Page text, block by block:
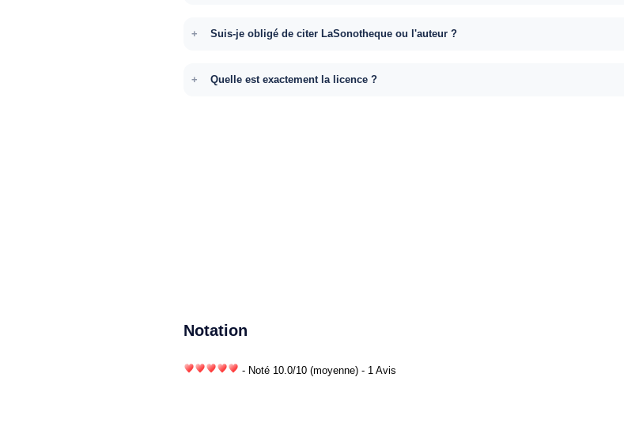
Suis-je obligé de citer LaSonotheque ou l'auteur ?
Quelle est exactement la licence ?
Notation
- Noté 10.0/10 (moyenne) - 1 Avis